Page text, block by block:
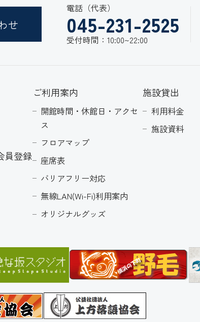
せ
電話（代表）
045-231-2525
受付時間：10:00~22:00
員登録
ご利用案内
開館時間・休館日・アクセ
ス
フロアマップ
座席表
バリアフリー対応
無線LAN(Wi-Fi)利用案内
オリジナルグッズ
施設貸出
利用料金
施設資料